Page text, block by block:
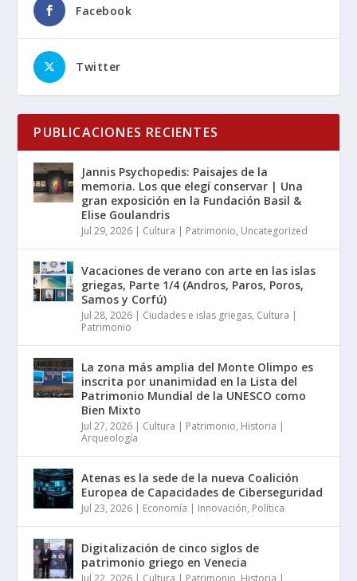
Facebook
Twitter
PUBLICACIONES RECIENTES
Jannis Psychopedis: Paisajes de la
memoria. Los que elegí conservar | Una
gran exposición en la Fundación Basil &
Elise Goulandris
Jul 29, 2026 Cultura | Patrimonio, Uncategorized
Vacaciones de verano con arte en las islas
griegas, Parte 1/4 (Andros, Paros, Poros,
Samos y Corfú)
Jul 28, 2026 Ciudades e islas griegas, Cultura |
Patrimonio
La zona más amplia del Monte Olimpo es
inscrita por unanimidad en la Lista del
Patrimonio Mundial de la UNESCO como
Bien Mixto
Jul 27, 2026 Cultura | Patrimonio, Historia |
Arqueología
Atenas es la sede de la nueva Coalición
Europea de Capacidades de Ciberseguridad
Jul 23, 2026 Economía | Innovación, Política
Digitalización de cinco siglos de
patrimonio griego en Venecia